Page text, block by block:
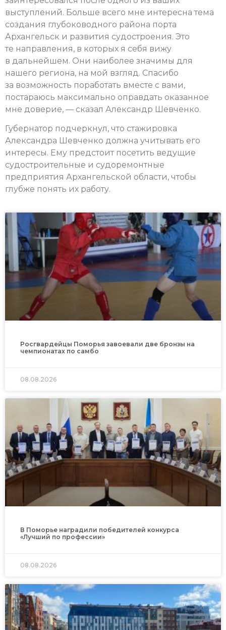
выступлений. Больше всего мне интересна тема
создания глубоководного района порта
Архангельск и развития судостроения. Это
те направления, в которых я себя вижу
в дальнейшем. Они наиболее значимы для
нашего региона, на мой взгляд. Спасибо
за возможность поработать вместе с вами,
постараюсь максимально оправдать оказанное
мне доверие, — сказал Александр Шевченко.
Губернатор подчеркнул, что стажировка
Александра Шевченко должна учитывать его
интересы. Ему предстоит посетить ведущие
судостроительные и судоремонтные
предприятия Архангельской области, чтобы
глубже понять их работу.
Росгвардейцы Поморья завоевали две бронзы на
чемпионатах по самбо
08.08.2026
В Поморье наградили победителей конкурса
«Лучший по профессии»
08.08.2026